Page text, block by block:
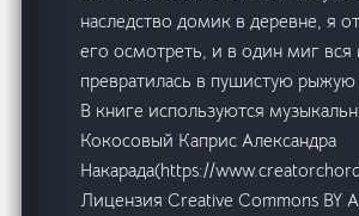
наследство домик в деревне, я
его осмотреть, и в один миг
превратилась в пушистую рыжую
В книге используются
Кокосовый Каприс Александра
Накарада(https://
Лицензия Creative Commons BY